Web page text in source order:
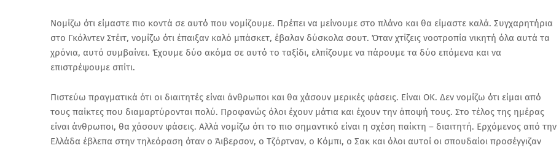
Νομίζω ότι είμαστε πιο κοντά σε αυτό που νομίζουμε. Πρέπει να μείνουμε στο πλάνο και θα είμαστε καλά. Συγχαρητήρια
στο Γκόλντεν Στέιτ, νομίζω ότι έπαιξαν καλό μπάσκετ, έβαλαν δύσκολα σουτ. Όταν χτίζεις νοοτροπία νικητή όλα αυτά τα
χρόνια, αυτό συμβαίνει. Έχουμε δύο ακόμα σε αυτό το ταξίδι, ελπίζουμε να πάρουμε τα δύο επόμενα και να
επιστρέψουμε σπίτι.
Πιστεύω πραγματικά ότι οι διαιτητές είναι άνθρωποι και θα χάσουν μερικές φάσεις. Είναι ΟΚ. Δεν νομίζω ότι είμαι από
τους παίκτες που διαμαρτύρονται πολύ. Προφανώς όλοι έχουν μάτια και έχουν την άποψή τους. Στο τέλος της ημέρας
είναι άνθρωποι, θα χάσουν φάσεις. Αλλά νομίζω ότι το πιο σημαντικό είναι η σχέση παίκτη – διαιτητή. Ερχόμενος από την
Ελλάδα έβλεπα στην τηλεόραση όταν ο Άιβερσον, ο Τζόρτναν, ο Κόμπι, ο Σακ και όλοι αυτοί οι σπουδαίοι προσέγγιζαν